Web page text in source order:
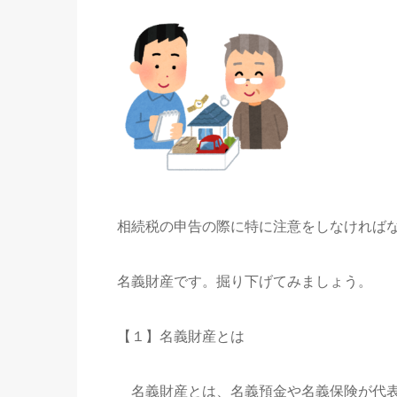
相続税の申告の際に特に注意をしなければ
名義財産です。掘り下げてみましょう。
【１】名義財産とは
名義財産とは、名義預金や名義保険が代表